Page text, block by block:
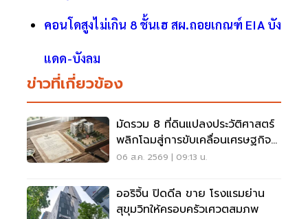
คอนโดสูงไม่เกิน 8 ชั้นเฮ สผ.ถอยเกณฑ์ EIA บัง
แดด-บังลม
ข่าวที่เกี่ยวข้อง
มัดรวม 8 ที่ดินแปลงประวัติศาสตร์
พลิกโฉมสู่การขับเคลื่อนเศรษฐกิจ
เมือง
06 ส.ค. 2569 | 09:13 น.
ออริจิ้น ปิดดีล ขาย โรงแรมย่าน
สุขุมวิทให้ครอบครัวเศวตสมภพ